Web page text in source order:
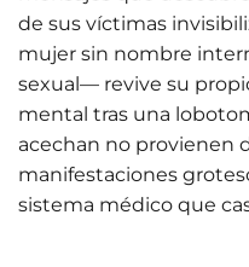
de sus víctimas
mujer sin nombre
sexual— revive su
mental tras una
acechan no provienen
manifestaciones
sistema médico que